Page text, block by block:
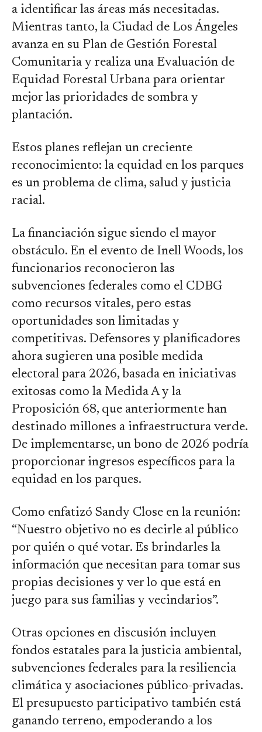
a identificar las áreas más necesitadas.
Mientras tanto, la Ciudad de Los Ángeles
avanza en su Plan de Gestión Forestal
Comunitaria y realiza una Evaluación de
Equidad Forestal Urbana para orientar
mejor las prioridades de sombra y
plantación.
Estos planes reflejan un creciente
reconocimiento: la equidad en los parques
es un problema de clima, salud y justicia
racial.
La financiación sigue siendo el mayor
obstáculo. En el evento de Inell Woods, los
funcionarios reconocieron las
subvenciones federales como el CDBG
como recursos vitales, pero estas
oportunidades son limitadas y
competitivas. Defensores y planificadores
ahora sugieren una posible medida
electoral para 2026, basada en iniciativas
exitosas como la Medida A y la
Proposición 68, que anteriormente han
destinado millones a infraestructura verde.
De implementarse, un bono de 2026 podría
proporcionar ingresos específicos para la
equidad en los parques.
Como enfatizó Sandy Close en la reunión:
“Nuestro objetivo no es decirle al público
por quién o qué votar. Es brindarles la
información que necesitan para tomar sus
propias decisiones y ver lo que está en
juego para sus familias y vecindarios”.
Otras opciones en discusión incluyen
fondos estatales para la justicia ambiental,
subvenciones federales para la resiliencia
climática y asociaciones público-privadas.
El presupuesto participativo también está
ganando terreno, empoderando a los